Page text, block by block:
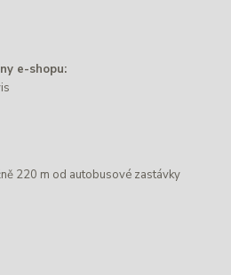
e-shopu:
220 m od autobusové zastávky